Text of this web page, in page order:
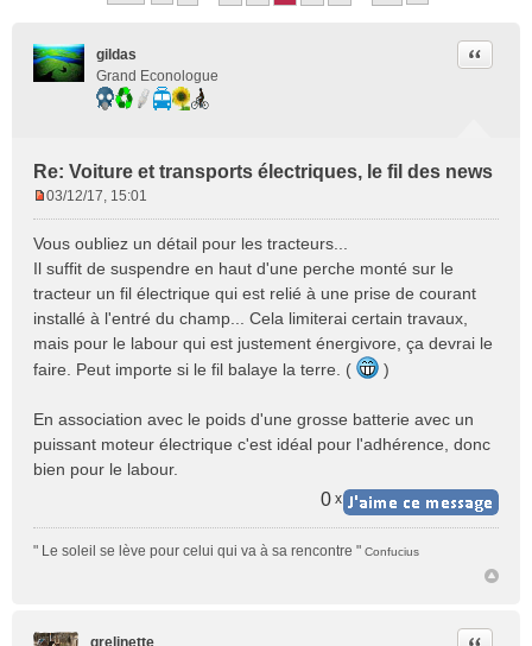
gildas
Grand Econologue
Re: Voiture et transports électriques, le fil des news
Citer
s
s
a
g
e
n
l
u
03/12/17, 15:01
Vous oubliez un détail pour les tracteurs...
Il suffit de suspendre en haut d'une perche monté sur le
tracteur un fil électrique qui est relié à une prise de courant
installé à l'entré du champ... Cela limiterai certain travaux,
mais pour le labour qui est justement énergivore, ça devrai le
faire. Peut importe si le fil balaye la terre. (
)
En association avec le poids d'une grosse batterie avec un
puissant moteur électrique c'est idéal pour l'adhérence, donc
bien pour le labour.
0 x
" Le soleil se lève pour celui qui va à sa rencontre " Confucius
grelinette